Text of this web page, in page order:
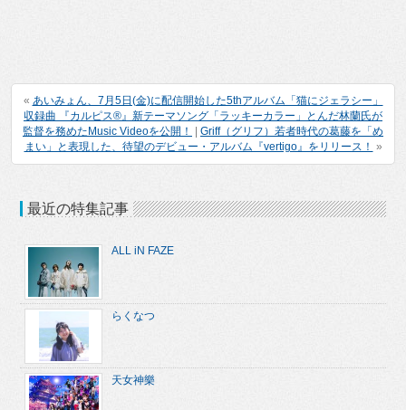
« あいみょん、7月5日(金)に配信開始した5thアルバム「猫にジェラシー」
収録曲 『カルピス®』新テーマソング「ラッキーカラー」とんだ林蘭氏が
監督を務めたMusic Videoを公開！
Griff（グリフ）若者時代の葛藤を「め
まい」と表現した、待望のデビュー・アルバム『vertigo』をリリース！ »
最近の特集記事
ALL iN FAZE
らくなつ
天女神樂